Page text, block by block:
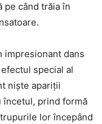
pe când trăia în
impresionant dans
special al
niște apariții
încetul, prind formă
lor începând